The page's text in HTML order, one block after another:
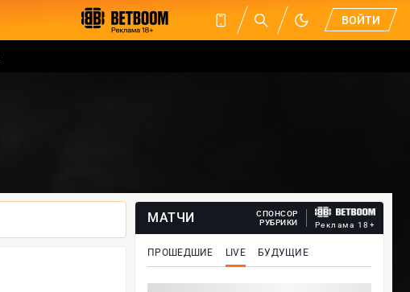
ВОЙТИ
МАТЧИ
СПОНСОР
РУБРИКИ
Реклама 18+
ПРОШЕДШИЕ LIVE БУДУЩИЕ